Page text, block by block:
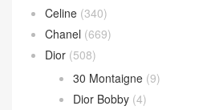
Celine (340)
Chanel (669)
Dior (508)
30 Montaigne (9)
Dior Bobby (4)